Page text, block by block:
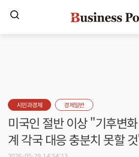
시민과경제 경제일반
미국인 절반 이상 "기후변
계 각국 대응 충분치 못할